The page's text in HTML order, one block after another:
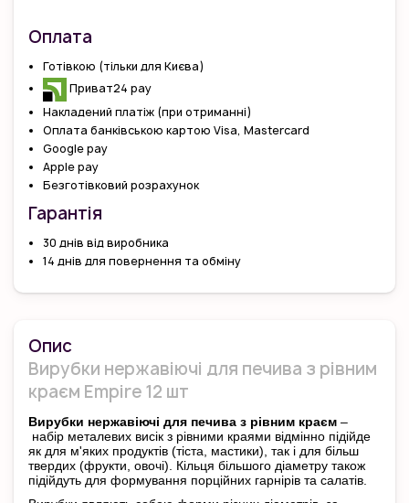
Оплата
Готівкою (тільки для Києва)
Приват24 pay
Накладений платіж (при отриманні)
Оплата банківською картою Visa, Mastercard
Google pay
Apple pay
Безготівковий розрахунок
Гарантiя
30 днів від виробника
14 днів для повернення та обміну
Опис
Вирубки нержавіючі для печива з рівним
краєм Empire 12 шт
Вирубки нержавіючі для печива з рівним краєм –
набір металевих висік з рівними краями відмінно підійде
як для м'яких продуктів (тіста, мастики), так і для більш
твердих (фрукти, овочі). Кільця більшого діаметру також
підійдуть для формування порційних гарнірів та салатів.